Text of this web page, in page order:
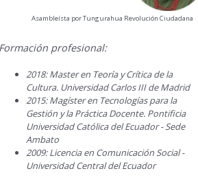
Asambleísta por Tungurahua Revolución Ciudadana
Formación profesional:
2018: Master en Teoría y Crítica de la
Cultura. Universidad Carlos III de Madrid
2015: Magíster en Tecnologías para la
Gestión y la Práctica Docente. Pontificia
Universidad Católica del Ecuador - Sede
Ambato
2009: Licencia en Comunicación Social -
Universidad Central del Ecuador